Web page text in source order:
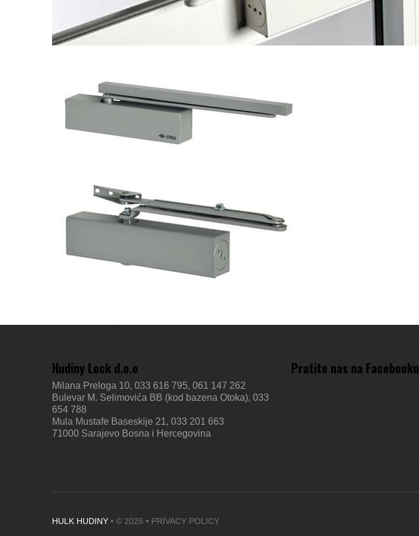
Hudiny Lock d.o.o
Milana Preloga 10, 033 616 795, 061 147 262
Bulevar M. Selimovića BB (kod bazena Otoka), 033
654 788
Mula Mustafe Baseskije 21, 033 201 663
71000 Sarajevo Bosna i Hercegovina
Pratite nas na Facebooku
HULK HUDINY • © 2026 • PRIVACY POLICY